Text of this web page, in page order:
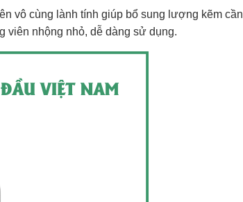
vô cùng lành tính giúp bổ sung lượng kẽm cần
viên nhộng nhỏ, dễ dàng sử dụng.